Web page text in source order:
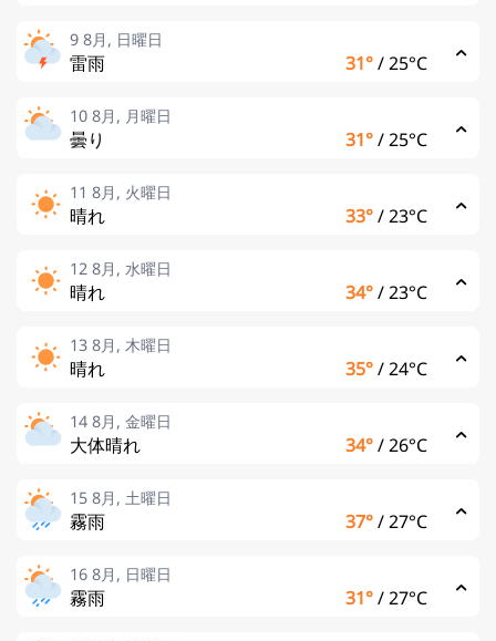
9 8月, 日曜日
雷雨 31°/25°C
10 8月, 月曜日
曇り 31°/25°C
11 8月, 火曜日
晴れ 33°/23°C
12 8月, 水曜日
晴れ 34°/23°C
13 8月, 木曜日
晴れ 35°/24°C
14 8月, 金曜日
大体晴れ 34°/26°C
15 8月, 土曜日
霧雨 37°/27°C
16 8月, 日曜日
霧雨 31°/27°C